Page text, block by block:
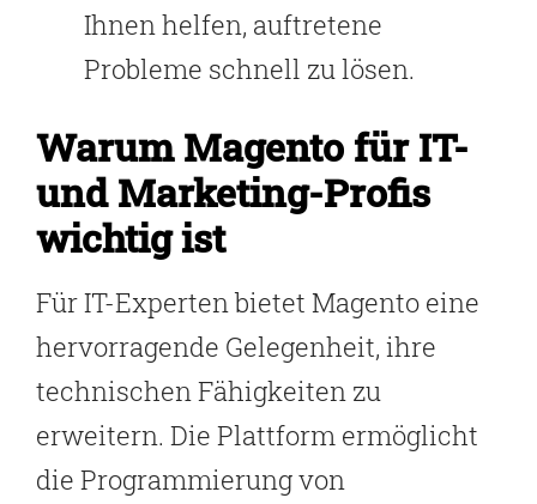
Ihnen helfen, auftretene
Probleme schnell zu lösen.
Warum Magento für IT-
und Marketing-Profis
wichtig ist
Für IT-Experten bietet Magento eine
hervorragende Gelegenheit, ihre
technischen Fähigkeiten zu
erweitern. Die Plattform ermöglicht
die Programmierung von